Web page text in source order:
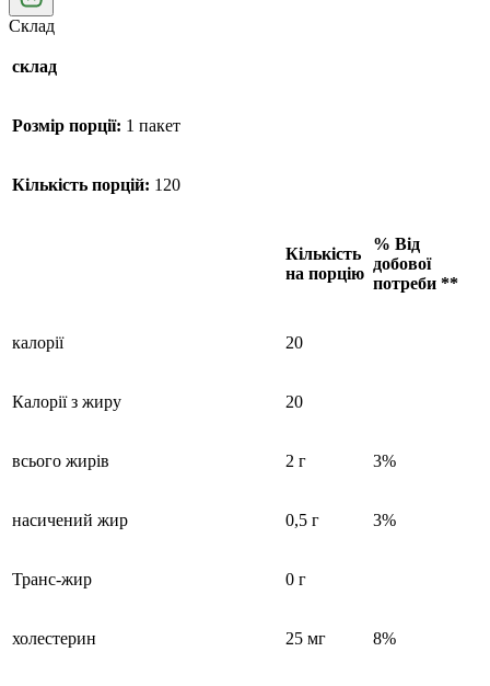
Склад
склад
Розмір порції: 1 пакет
Кількість порцій: 120
Кількість
на порцію
% Від
добової
потреби **
калорії 20
Калорії з жиру 20
всього жирів 2 г 3%
насичений жир 0,5 г 3%
Транс-жир 0 г
холестерин 25 мг 8%